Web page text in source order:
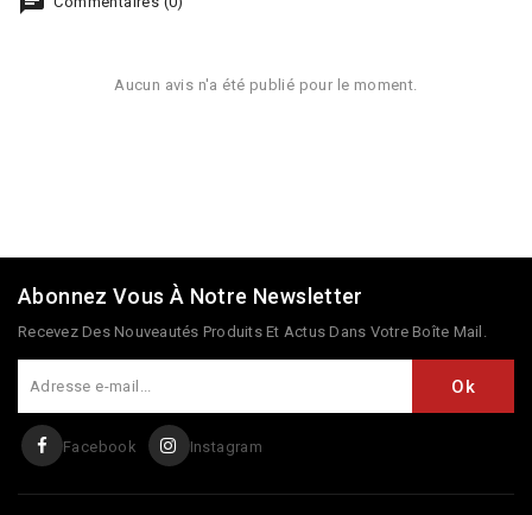
Aucun avis n'a été publié pour le moment.
Abonnez Vous À Notre Newsletter
Recevez Des Nouveautés Produits Et Actus Dans Votre Boîte Mail.
Facebook Instagram